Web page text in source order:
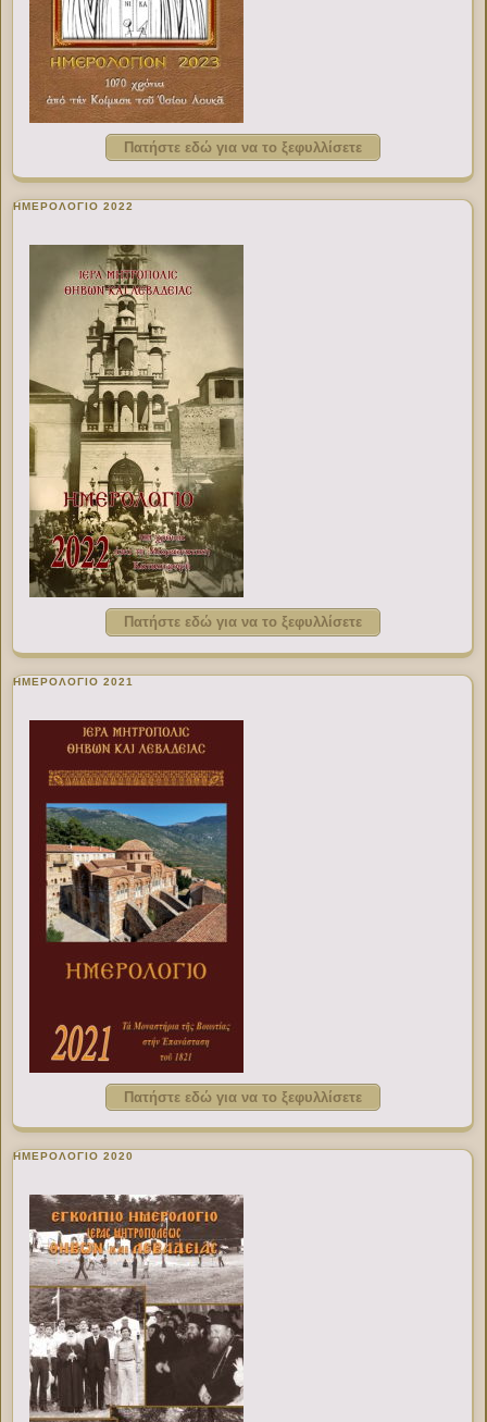
Πατήστε εδώ για να το ξεφυλλίσετε
ΗΜΕΡΟΛΟΓΙΟ 2022
Πατήστε εδώ για να το ξεφυλλίσετε
ΗΜΕΡΟΛΟΓΙΟ 2021
Πατήστε εδώ για να το ξεφυλλίσετε
ΗΜΕΡΟΛΟΓΙΟ 2020